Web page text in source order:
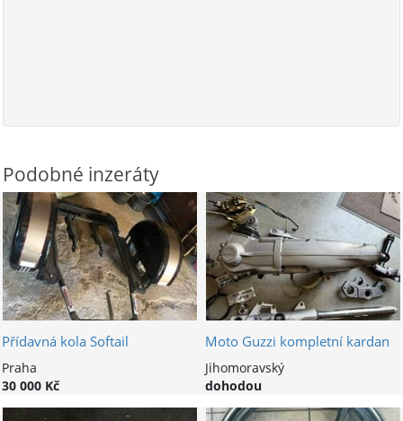
Podobné inzeráty
Přídavná kola Softail
Praha
30 000 Kč
Moto Guzzi kompletní kardan
Jihomoravský
dohodou